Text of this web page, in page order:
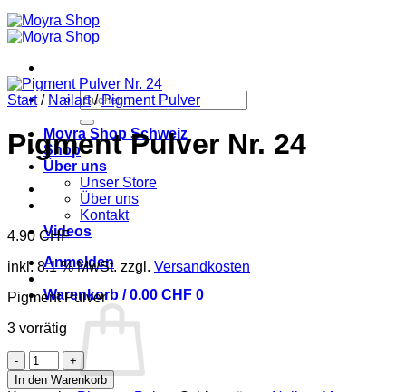
Suchen
nach:
Moyra Shop Schweiz
Shop
Über uns
Unser Store
Über uns
Kontakt
Videos
Anmelden
Warenkorb /0.00 CHF 0
Start / Nailart / Pigment Pulver
Pigment Pulver Nr. 24
4.90 CHF
inkl. 8.1 % MwSt. zzgl. Versandkosten
Pigment Pulver
3 vorrätig
Pigment
Pulver
In den Warenkorb